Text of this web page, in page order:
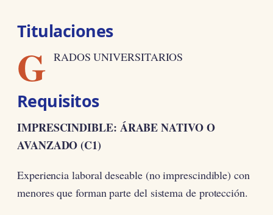
Titulaciones
G RADOS UNIVERSITARIOS
Requisitos
IMPRESCINDIBLE: ÁRABE NATIVO O
AVANZADO (C1)
Experiencia laboral deseable (no imprescindible) con
menores que forman parte del sistema de protección.